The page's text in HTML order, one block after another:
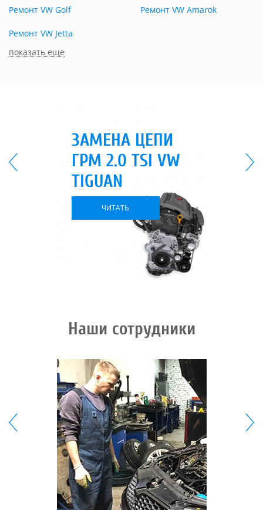
Ремонт VW Golf
Ремонт VW Jetta
Ремонт VW Amarok
показать еще
ЗАМЕНА ЦЕПИ
ГРМ 2.0 TSI VW
TIGUAN
ЧИТАТЬ
Наши сотрудники